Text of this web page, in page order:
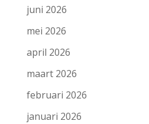
juni 2026
mei 2026
april 2026
maart 2026
februari 2026
januari 2026